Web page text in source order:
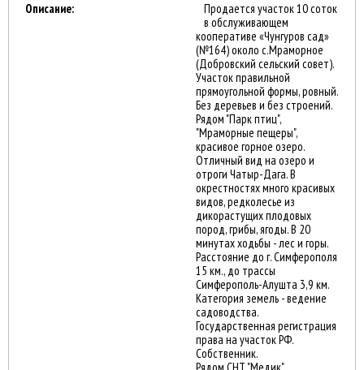
Описание:
Продается участок 10 соток
в обслуживающем
кооперативе «Чунгуров сад»
(№164) около с.Мраморное
(Добровский сельский совет).
Участок правильной
прямоугольной формы, ровный.
Без деревьев и без строений.
Рядом "Парк птиц",
"Мраморные пещеры",
красивое горное озеро.
Отличный вид на озеро и
отроги Чатыр-Дага. В
окрестностях много красивых
видов, редколесье из
дикорастущих плодовых
пород, грибы, ягоды. В 20
минутах ходьбы - лес и горы.
Расстояние до г. Симферополя
15 км., до трассы
Симферополь-Алушта 3,9 км.
Категория земель - ведение
садоводства.
Государственная регистрация
права на участок РФ.
Собственник.